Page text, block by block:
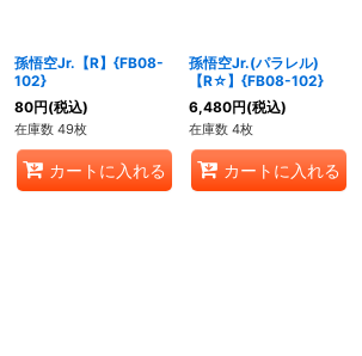
孫悟空Jr.【R】{FB08-
102}
80円(税込)
在庫数 49枚
カートに入れる
孫悟空Jr.(パラレル)
【R☆】{FB08-102}
6,480円(税込)
在庫数 4枚
カートに入れる